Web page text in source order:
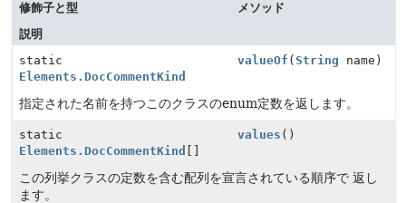
修飾子と型
メソッド
説明
static
Elements.DocCommentKind
valueOf ( String name)
指定された名前を持つこのクラスのenum定数を返します。
static
Elements.DocCommentKind
values ()
この列挙クラスの定数を含む配列を宣言されている順序で 返し
ます。